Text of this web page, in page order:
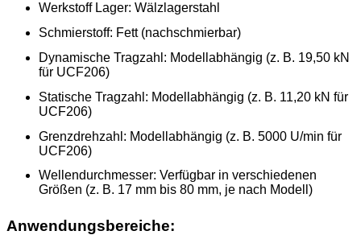
Werkstoff Lager: Wälzlagerstahl
Schmierstoff: Fett (nachschmierbar)
Dynamische Tragzahl: Modellabhängig (z. B. 19,50 kN
für UCF206)
Statische Tragzahl: Modellabhängig (z. B. 11,20 kN für
UCF206)
Grenzdrehzahl: Modellabhängig (z. B. 5000 U/min für
UCF206)
Wellendurchmesser: Verfügbar in verschiedenen
Größen (z. B. 17 mm bis 80 mm, je nach Modell)
Anwendungsbereiche: